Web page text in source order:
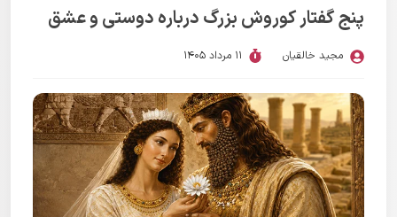
پنج گفتار کوروش بزرگ درباره دوستی و عشق
مجید خالقیان 11 مرداد 1405